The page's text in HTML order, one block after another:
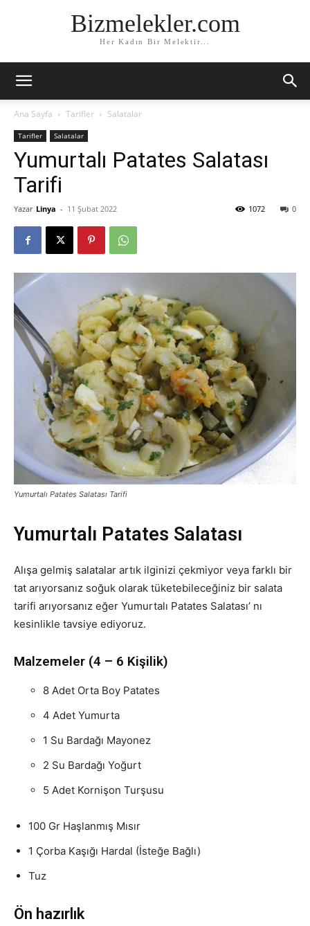
Bizmelekler.com
Her Kadın Bir Melektir...
Ana Sayfa Tarifler Salatalar
Tarifler Salatalar
Yumurtalı Patates Salatası
Tarifi
Yazar Linya - 11 Şubat 2022 0
1072
Yumurtalı Patates Salatası Tarifi
Yumurtalı Patates Salatası
Alışa gelmiş salatalar artık ilginizi çekmiyor veya farklı bir
tat arıyorsanız soğuk olarak tüketebileceğiniz bir salata
tarifi arıyorsanız eğer Yumurtalı Patates Salatası’ nı
kesinlikle tavsiye ediyoruz.
Malzemeler (4 – 6 Kişilik)
8 Adet Orta Boy Patates
4 Adet Yumurta
1 Su Bardağı Mayonez
2 Su Bardağı Yoğurt
5 Adet Kornişon Turşusu
100 Gr Haşlanmış Mısır
1 Çorba Kaşığı Hardal (İsteğe Bağlı)
Tuz
Ön hazırlık